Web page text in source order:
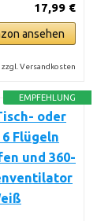
17,99 €
ansehen
zzgl. Versandkosten
EMPFEHLUNG
oder
Flügeln
und 360-